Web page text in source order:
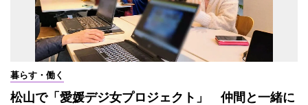
暮らす・働く
松山で「愛媛デジ女プロジェクト」 仲間と一緒に